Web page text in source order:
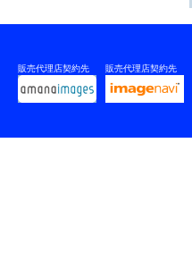
販売代理店契約先 販売代理店契約先